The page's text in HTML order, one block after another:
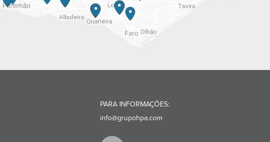
PARA INFORMAÇÕES:
info@grupohpa.com